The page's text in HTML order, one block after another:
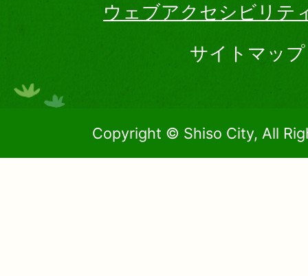
ウェブアクセシビリテ
サイトマップ
Copyright © Shiso City, All